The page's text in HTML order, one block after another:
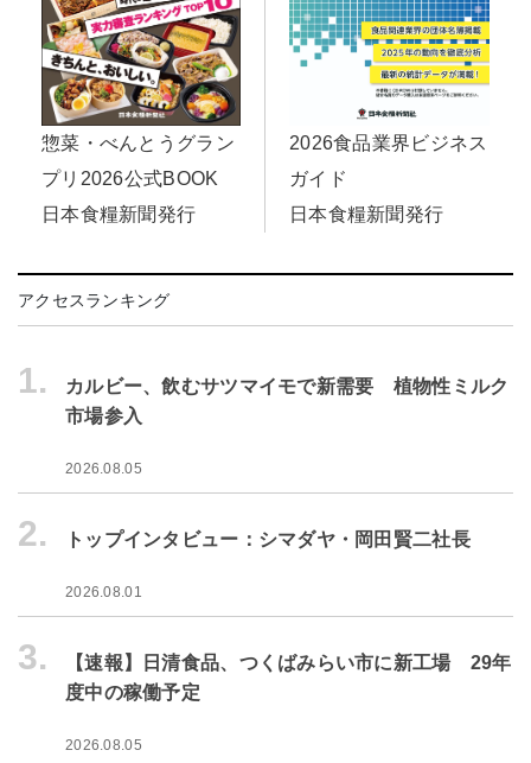
惣菜・べんとうグラン
プリ2026公式BOOK
日本食糧新聞発行
2026食品業界ビジネス
ガイド
日本食糧新聞発行
アクセスランキング
1.
カルビー、飲むサツマイモで新需要 植物性ミルク
市場参入
2026.08.05
2. トップインタビュー：シマダヤ・岡田賢二社長
2026.08.01
3.
【速報】日清食品、つくばみらい市に新工場 29年
度中の稼働予定
2026.08.05